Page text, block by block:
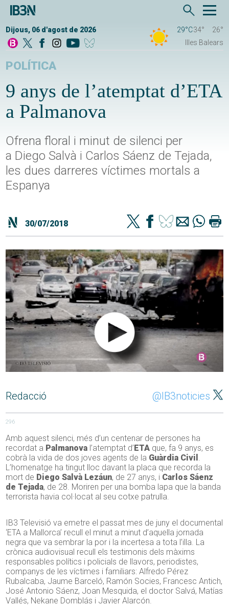
Dijous, 06 d'agost de 2026 29°C34°
26°
Illes Balears
POLÍTICA
9 anys de l’atemptat d’ETA
a Palmanova
Ofrena floral i minut de silenci per
a Diego Salvà i Carlos Sáenz de Tejada,
les dues darreres víctimes mortals a
Espanya
30/07/2018
Redacció @IB3noticies
296
Amb aquest silenci, més d’un centenar de persones ha
recordat a Palmanova l’atemptat d’ETA que, fa 9 anys, es
cobrà la vida de dos joves agents de la Guàrdia Civil
L’homenatge ha tingut lloc davant la placa que recorda la
mort de Diego Salvà Lezáun, de 27 anys, i Carlos Sáenz
de Tejada, de 28. Moriren per una bomba lapa que la banda
terrorista havia col·locat al seu cotxe patrulla.
IB3 Televisió va emetre el passat mes de juny el documental
‘ETA a Mallorca’ recull el minut a minut d’aquella jornada
negra que va sembrar la por i la incertesa a tota l’illa. La
crònica audiovisual recull els testimonis dels màxims
responsables polítics i policials de llavors, periodistes,
companys de les víctimes i familiars: Alfredo Pérez
Rubalcaba, Jaume Barceló, Ramón Socies, Francesc Antich,
José Antonio Sáenz, Joan Mesquida, el doctor Salvá, Matías
Vallés, Nekane Domblás i Javier Alarcón.